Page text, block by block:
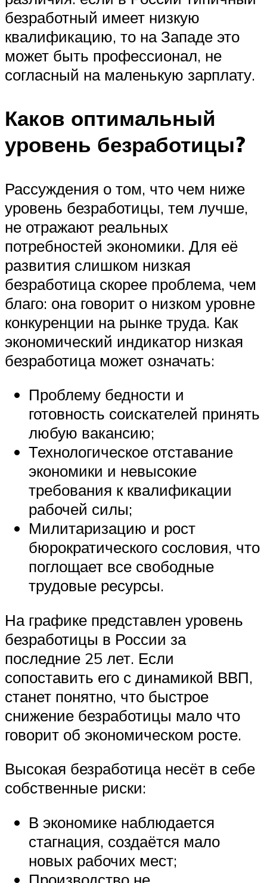
безработный имеет низкую
квалификацию, то на Западе это
может быть профессионал, не
согласный на маленькую зарплату.
Каков оптимальный
уровень безработицы?
Рассуждения о том, что чем ниже
уровень безработицы, тем лучше,
не отражают реальных
потребностей экономики. Для её
развития слишком низкая
безработица скорее проблема, чем
благо: она говорит о низком уровне
конкуренции на рынке труда. Как
экономический индикатор низкая
безработица может означать:
Проблему бедности и
готовность соискателей принять
любую вакансию;
Технологическое отставание
экономики и невысокие
требования к квалификации
рабочей силы;
Милитаризацию и рост
бюрократического сословия, что
поглощает все свободные
трудовые ресурсы.
На графике представлен уровень
безработицы в России за
последние 25 лет. Если
сопоставить его с динамикой ВВП,
станет понятно, что быстрое
снижение безработицы мало что
говорит об экономическом росте.
Высокая безработица несёт в себе
собственные риски:
В экономике наблюдается
стагнация, создаётся мало
новых рабочих мест;